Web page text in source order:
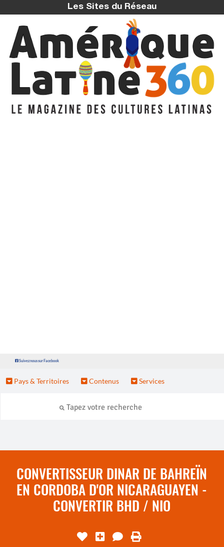
Les Sites du Réseau
Suivez nous sur Facebook
Pays & Territoires Contenus Services
CONVERTISSEUR DINAR DE BAHREÏN
EN CORDOBA D'OR NICARAGUAYEN -
CONVERTIR BHD / NIO